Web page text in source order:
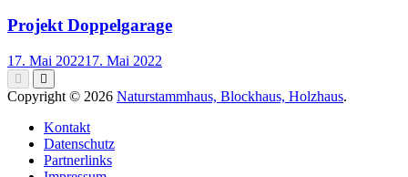
Projekt Doppelgarage
17. Mai 202217. Mai 2022
Copyright © 2026 Naturstammhaus, Blockhaus, Holzhaus.
Kontakt
Datenschutz
Partnerlinks